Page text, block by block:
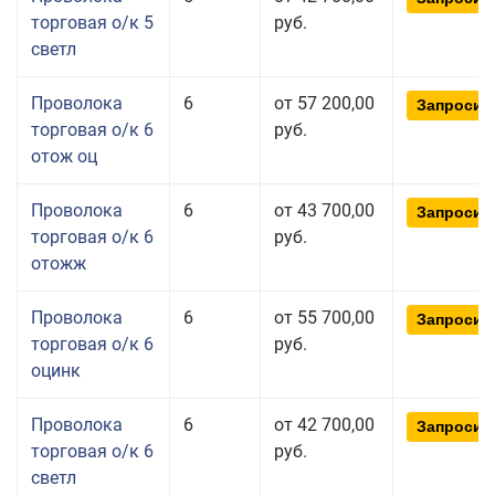
торговая о/к 5
светл
руб.
Проволока
торговая о/к 6
отож оц
6
от 57 200,00
руб.
Проволока
торговая о/к 6
отожж
6
от 43 700,00
руб.
Проволока
торговая о/к 6
оцинк
6
от 55 700,00
руб.
Проволока
торговая о/к 6
светл
6
от 42 700,00
руб.